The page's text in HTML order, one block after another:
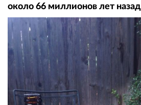
около 66 миллионов лет